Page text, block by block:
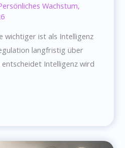
Wachstum,
wichtiger ist als Intelligenz
langfristig über
Intelligenz wird